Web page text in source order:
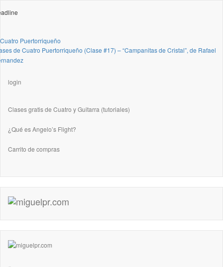
Puertorriqueño
de Cuatro Puertorriqueño (Clase #17) – “Campanitas de Cristal”, de Rafael
login
Clases gratis de Cuatro y Guitarra (tutoriales)
¿Qué es Angelo’s Flight?
Carrito de compras